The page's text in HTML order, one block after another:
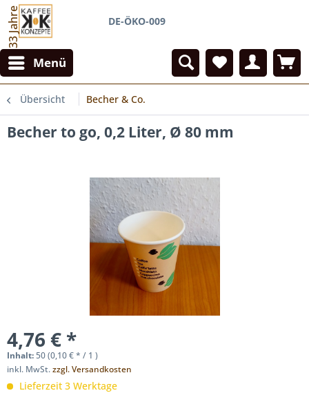
33 Jahre DE-ÖKO-009
Menü
Übersicht Becher & Co.
Becher to go, 0,2 Liter, Ø 80 mm
4,76 € *
Inhalt:50 (0,10 € * / 1 )
inkl. MwSt.zzgl. Versandkosten
Lieferzeit 3 Werktage